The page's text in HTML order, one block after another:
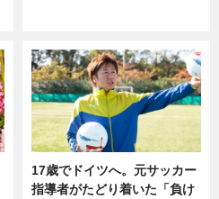
17歳でドイツへ。元サッカー
指導者がたどり着いた「負け